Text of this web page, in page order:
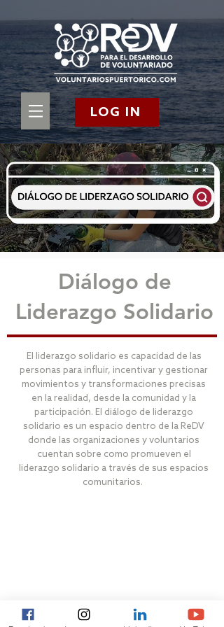
LOG IN
Diálogo de
Liderazgo Solidario
El liderazgo solidario es capacidad de las
personas para influir, incentivar y gestionar
movimientos y transformaciones precisas
en la realidad, desde la comunidad y la
participación. El diálogo de liderazgo
solidario es un espacio dentro de la ReDV
donde las organizaciones y voluntarios
cuentan sobre como promueven el
liderazgo solidario a través de sus espacios
comunitarios.
¡Iris Núñez habla del Día Internacional de